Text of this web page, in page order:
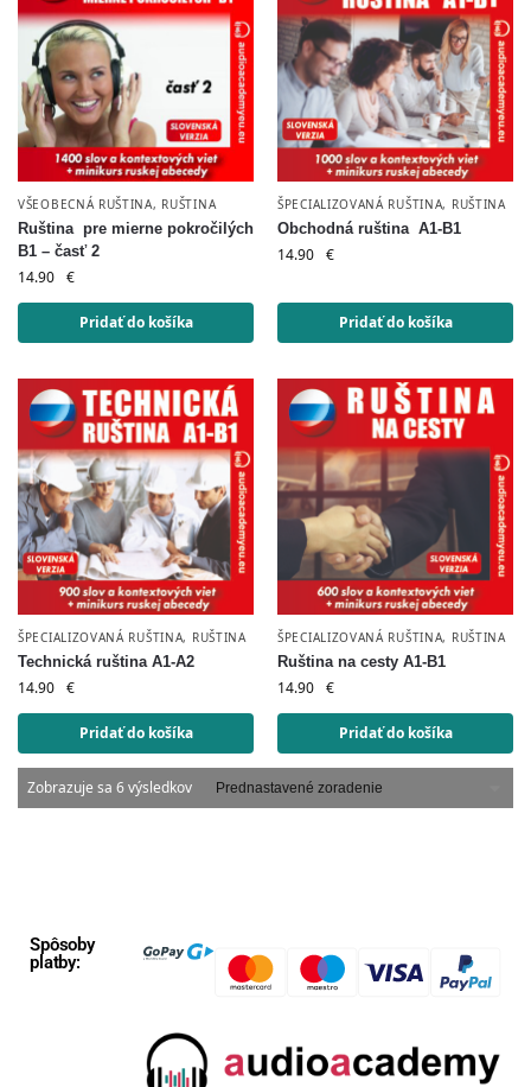
VŠEOBECNÁ RUŠTINA, RUŠTINA
Ruština pre mierne pokročilých
B1 – časť 2
14.90 €
Pridať do košíka
ŠPECIALIZOVANÁ RUŠTINA, RUŠTINA
Obchodná ruština A1-B1
14.90 €
Pridať do košíka
ŠPECIALIZOVANÁ RUŠTINA, RUŠTINA
Technická ruština A1-A2
14.90 €
Pridať do košíka
ŠPECIALIZOVANÁ RUŠTINA, RUŠTINA
Ruština na cesty A1-B1
14.90 €
Pridať do košíka
Zobrazuje sa 6 výsledkov
Spôsoby
platby: